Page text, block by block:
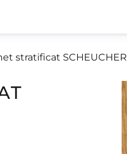
stratificat SCHEUCHER